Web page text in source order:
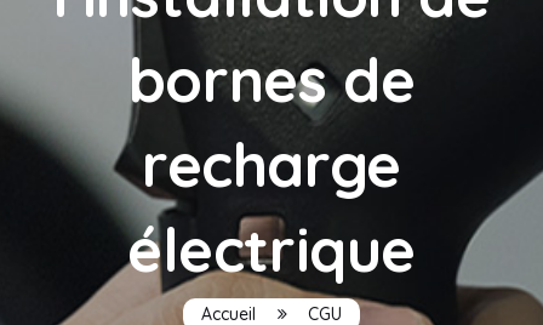
bornes de
recharge
électrique
Accueil CGU